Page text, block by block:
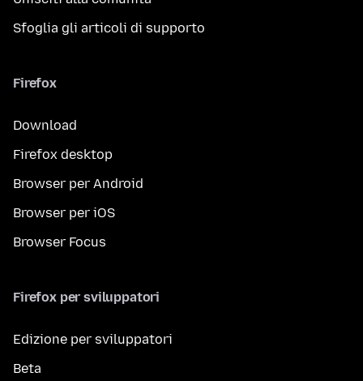
Sfoglia gli articoli di supporto
Firefox
Download
Firefox desktop
Browser per Android
Browser per iOS
Browser Focus
Firefox per sviluppatori
Edizione per sviluppatori
Beta